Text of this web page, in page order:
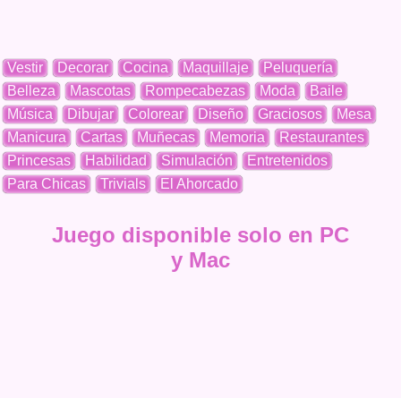
Vestir Decorar Cocina Maquillaje
Peluquería
Belleza
Mascotas Rompecabezas Moda
Baile
Música
Dibujar Colorear Diseño Graciosos
Mesa
Manicura
Cartas Muñecas Memoria
Restaurantes
Princesas
Habilidad Simulación
Entretenidos
Para Chicas
Trivials El Ahorcado
Juego disponible solo en PC
y Mac